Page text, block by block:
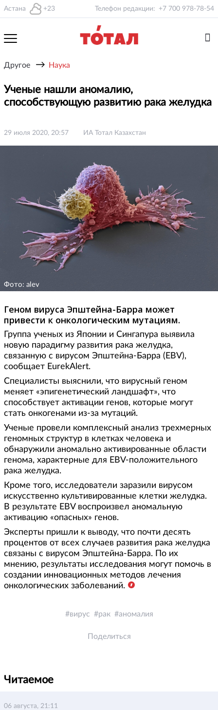
Астана +23 Телефон редакции: +7 700 978-78-54
Другое → Наука
Ученые нашли аномалию,
способствующую развитию рака желудка
29 июля 2020, 20:57 ИА Тотал Казахстан
Фото: alev
Геном вируса Эпштейна-Барра может
привести к онкологическим мутациям.
Группа ученых из Японии и Сингапура выявила
новую парадигму развития рака желудка,
связанную с вирусом Эпштейна-Барра (EBV),
сообщает EurekAlert.
Специалисты выяснили, что вирусный геном
меняет «эпигенетический ландшафт», что
способствует активации генов, которые могут
стать онкогенами из-за мутаций.
Ученые провели комплексный анализ трехмерных
геномных структур в клетках человека и
обнаружили аномально активированные области
генома, характерные для EBV-положительного
рака желудка.
Кроме того, исследователи заразили вирусом
искусственно культивированные клетки желудка.
В результате EBV воспроизвел аномальную
активацию «опасных» генов.
Эксперты пришли к выводу, что почти десять
процентов от всех случаев развития рака желудка
связаны с вирусом Эпштейна-Барра. По их
мнению, результаты исследования могут помочь в
создании инновационных методов лечения
онкологических заболеваний.
вирус рак аномалия
Поделиться
Читаемое
06 августа, 21:11